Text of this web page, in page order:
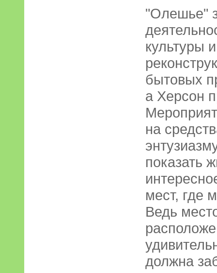
"Олешье"
культуры
бытовых
а Херсон
на
показать
мест, где
Ведь
должна